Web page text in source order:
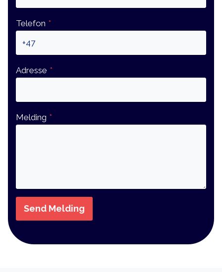
Telefon *
Adresse *
Melding *
Send Melding